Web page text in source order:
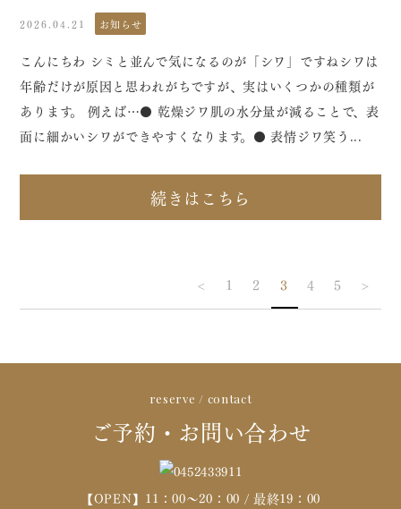
2026.04.21 お知らせ
こんにちわ シミと並んで気になるのが「シワ」ですねシワは
年齢だけが原因と思われがちですが、実はいくつかの種類が
あります。 例えば…● 乾燥ジワ肌の水分量が減ることで、表
面に細かいシワができやすくなります。● 表情ジワ笑う...
続きはこちら
< 1 2 3 4 5 >
reserve / contact
ご予約・お問い合わせ
【OPEN】11：00～20：00 / 最終19：00